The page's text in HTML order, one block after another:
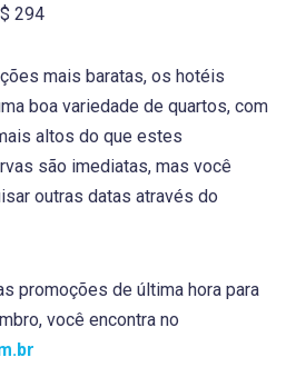
294
mais baratas, os hotéis
boa variedade de quartos, com
altos do que estes
são imediatas, mas você
outras datas através do
promoções de última hora para
você encontra no